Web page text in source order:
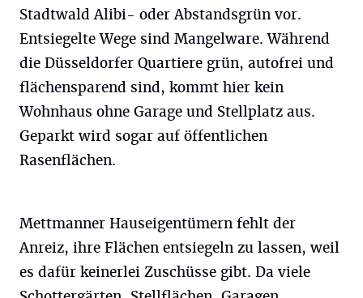
Stadtwald Alibi- oder Abstandsgrün vor.
Entsiegelte Wege sind Mangelware. Während
die Düsseldorfer Quartiere grün, autofrei und
flächensparend sind, kommt hier kein
Wohnhaus ohne Garage und Stellplatz aus.
Geparkt wird sogar auf öffentlichen
Rasenflächen.
Mettmanner Hauseigentümern fehlt der
Anreiz, ihre Flächen entsiegeln zu lassen, weil
es dafür keinerlei Zuschüsse gibt. Da viele